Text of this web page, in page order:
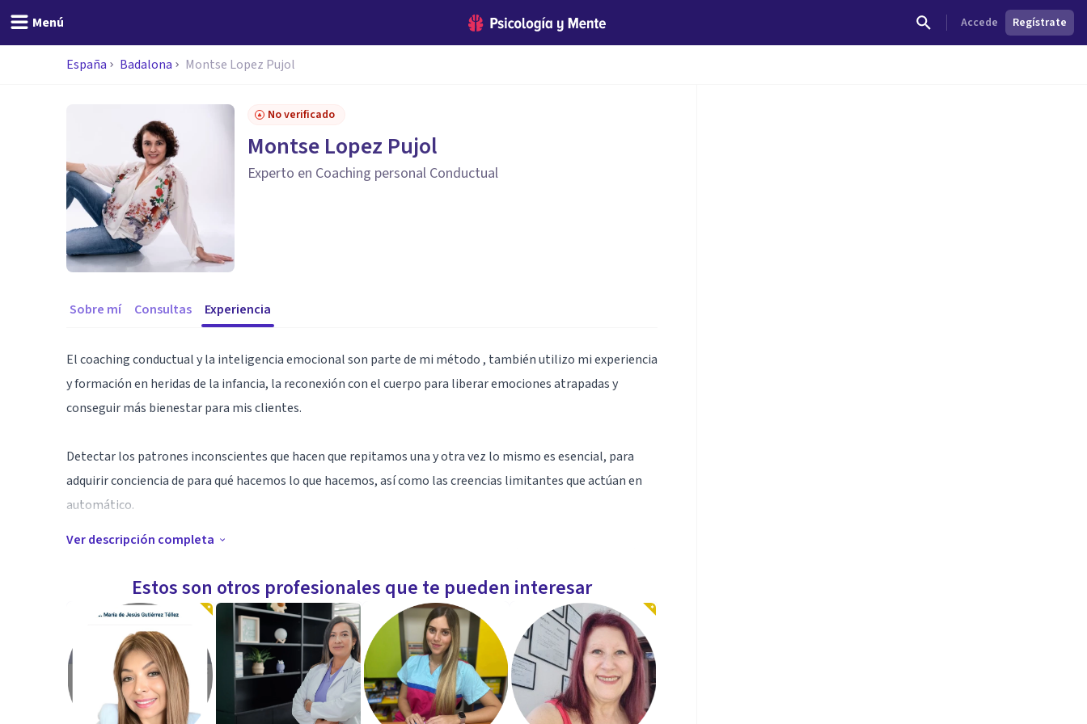
Menú Accede Regístrate
España Badalona Montse Lopez Pujol
No verificado
Montse Lopez Pujol
Experto en Coaching personal Conductual
Sobre mí Consultas Experiencia
El coaching conductual y la inteligencia emocional son parte de mi método , también utilizo mi experiencia
y formación en heridas de la infancia, la reconexión con el cuerpo para liberar emociones atrapadas y
conseguir más bienestar para mis clientes.
Detectar los patrones inconscientes que hacen que repitamos una y otra vez lo mismo es esencial, para
adquirir conciencia de para qué hacemos lo que hacemos, así como las creencias limitantes que actúan en
automático.
poderse relacionar desde otro punto y construir relaciones de pareja saludables, es importante encontrar
la parte de responsabilidad que hay en la ruptura.
Sesiones online a través de enlace Zoom, también disponible presencial .
Especialidad
Relaciones de pareja y dependencia emocional. Duelos por ruptura y separación consciente.
Ver descripción completa
Estos son otros profesionales que te pueden interesar